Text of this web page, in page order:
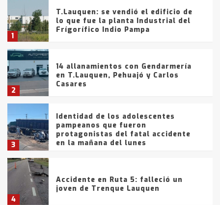
1
T.Lauquen: se vendió el edificio de
lo que fue la planta Industrial del
Frígorífico Indio Pampa
2
14 allanamientos con Gendarmería
en T.Lauquen, Pehuajó y Carlos
Casares
3
Identidad de los adolescentes
pampeanos que fueron
protagonistas del fatal accidente
en la mañana del lunes
4
Accidente en Ruta 5: falleció un
joven de Trenque Lauquen